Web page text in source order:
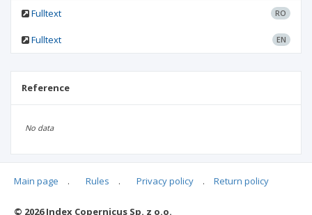
Fulltext RO
Fulltext EN
Reference
No data
Articles quoting
Main page . Rules . Privacy policy . Return policy
© 2026 Index Copernicus Sp. z o.o.